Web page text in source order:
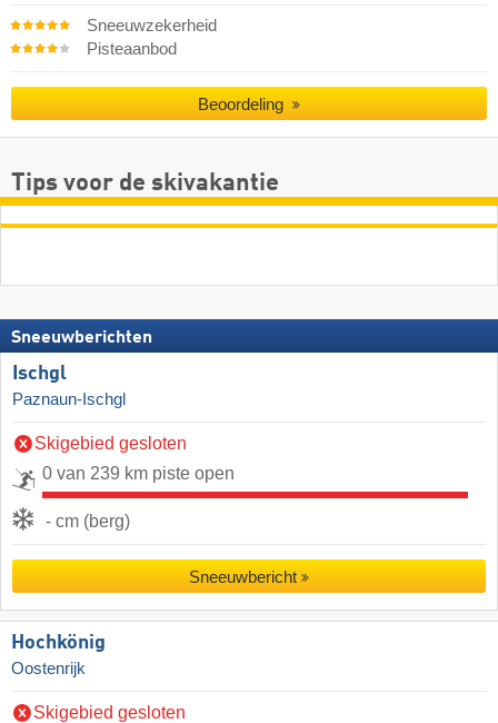
Sneeuwzekerheid
Pisteaanbod
Beoordeling
Tips voor de skivakantie
Sneeuwberichten
Ischgl
Paznaun-Ischgl
Skigebied gesloten
0 van 239 km piste open
- cm (berg)
Sneeuwbericht
Hochkönig
Oostenrijk
Skigebied gesloten